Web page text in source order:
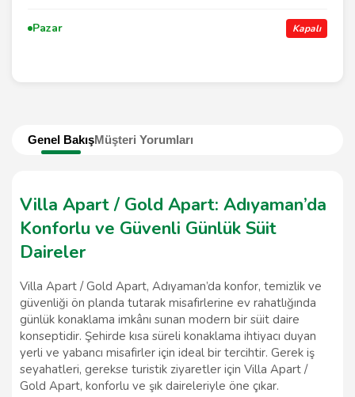
Genel BakışMüşteri Yorumları
Villa Apart / Gold Apart: Adıyaman’da
Konforlu ve Güvenli Günlük Süit
Daireler
Villa Apart / Gold Apart, Adıyaman’da konfor, temizlik ve
güvenliği ön planda tutarak misafirlerine ev rahatlığında
günlük konaklama imkânı sunan modern bir süit daire
konseptidir. Şehirde kısa süreli konaklama ihtiyacı duyan
yerli ve yabancı misafirler için ideal bir tercihtir. Gerek iş
seyahatleri, gerekse turistik ziyaretler için Villa Apart /
Gold Apart, konforlu ve şık daireleriyle öne çıkar.
Pazar Kapalı